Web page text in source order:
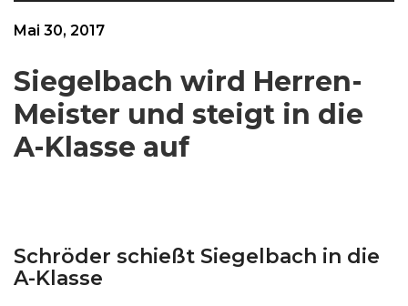
Mai 30, 2017
Siegelbach wird Herren-
Meister und steigt in die
A-Klasse auf
Schröder schießt Siegelbach in die
A-Klasse